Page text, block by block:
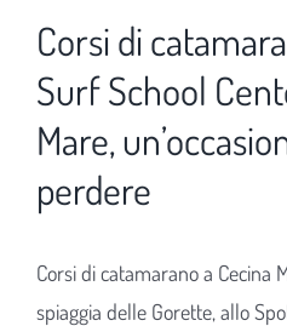
Corsi di
Surf School
Mare,
perdere
Corsi di catamarano a Cecina
spiaggia delle Gorette, allo